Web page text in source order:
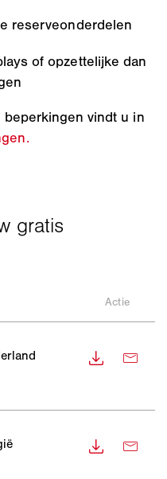
reserveonderdelen
of opzettelijke dan
vindt u in